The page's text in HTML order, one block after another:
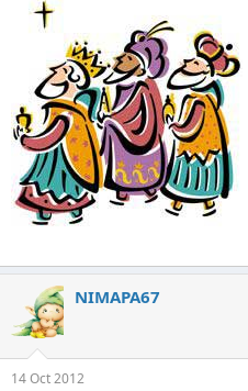
NIMAPA67
14 Oct 2012